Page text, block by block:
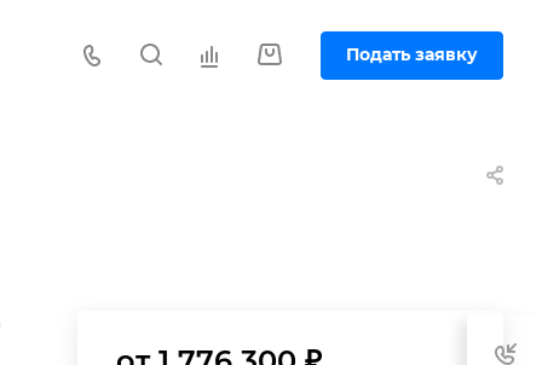
Подать заявку